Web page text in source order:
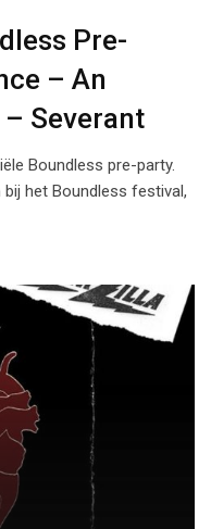
Pre-
– An
Severant
Boundless pre-party.
het Boundless festival,